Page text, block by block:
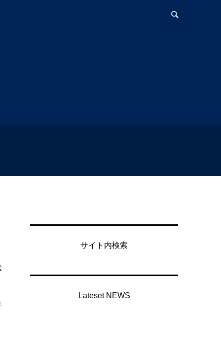
サイト内検索
Lateset NEWS